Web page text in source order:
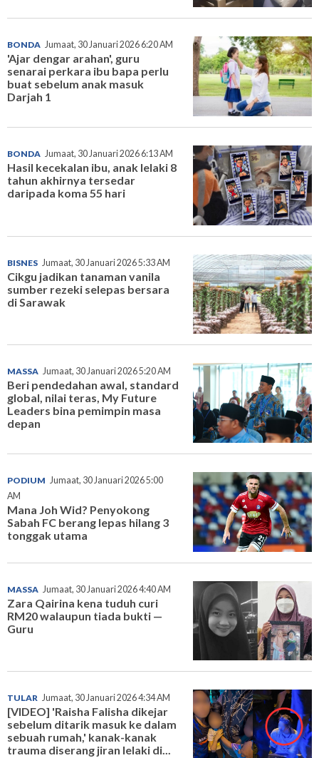
BONDA Jumaat, 30 Januari 2026 6:20 AM
'Ajar dengar arahan', guru
senarai perkara ibu bapa perlu
buat sebelum anak masuk
Darjah 1
BONDA Jumaat, 30 Januari 2026 6:13 AM
Hasil kecekalan ibu, anak lelaki 8
tahun akhirnya tersedar
daripada koma 55 hari
BISNES Jumaat, 30 Januari 2026 5:33 AM
Cikgu jadikan tanaman vanila
sumber rezeki selepas bersara
di Sarawak
MASSA Jumaat, 30 Januari 2026 5:20 AM
Beri pendedahan awal, standard
global, nilai teras, My Future
Leaders bina pemimpin masa
depan
PODIUM Jumaat, 30 Januari 2026 5:00
AM
Mana Joh Wid? Penyokong
Sabah FC berang lepas hilang 3
tonggak utama
MASSA Jumaat, 30 Januari 2026 4:40 AM
Zara Qairina kena tuduh curi
RM20 walaupun tiada bukti —
Guru
TULAR Jumaat, 30 Januari 2026 4:34 AM
[VIDEO] 'Raisha Falisha dikejar
sebelum ditarik masuk ke dalam
sebuah rumah,' kanak-kanak
trauma diserang jiran lelaki di...